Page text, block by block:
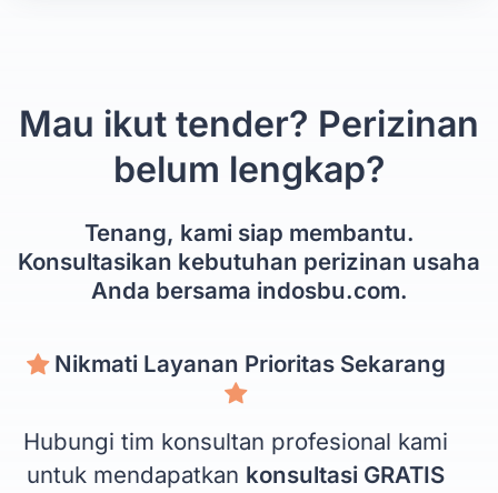
Mau ikut tender? Perizinan
belum lengkap?
Tenang, kami siap membantu.
Konsultasikan kebutuhan perizinan usaha
Anda bersama indosbu.com.
Nikmati Layanan Prioritas Sekarang
Hubungi tim konsultan profesional kami
untuk mendapatkan konsultasi GRATIS